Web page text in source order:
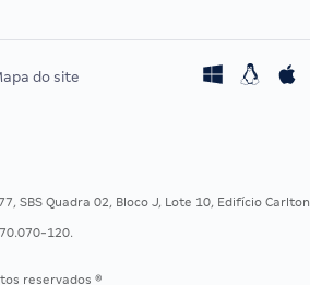
do site
SBS Quadra 02, Bloco J, Lote 10, Edifício Carlton
70.070-120.
reservados ®